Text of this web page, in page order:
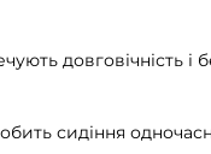
довговічність
сидіння